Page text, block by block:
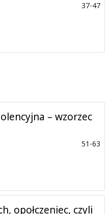
37-47
– wzorzec
51-63
opołczeniec, czyli